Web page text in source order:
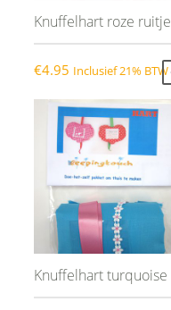
Knuffelhart roze ruitje
€4.95 Inclusief 21% BTW
Knuffelhart turquoise